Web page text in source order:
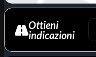
Ottieni
indicazioni